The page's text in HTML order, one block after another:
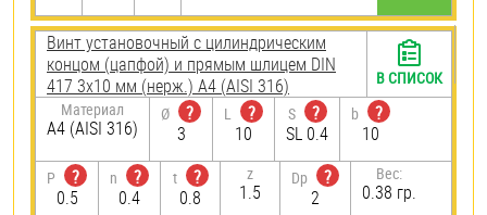
Винт установочный с цилиндрическим
концом (цапфой) и прямым шлицем DIN
417 3х10 мм (нерж.) A4 (AISI 316)
Материал
A4 (AISI 316)
Ø
?
3
L
?
10
S
?
SL 0.4
b
?
10
P
?
0.5
n
?
0.4
t
?
0.8
z
1.5
Dp
?
2
Вес:
0.38 гр.
В СПИСОК